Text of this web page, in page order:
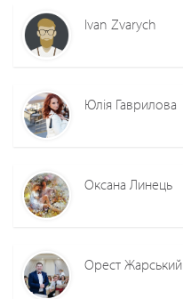
Ivan Zvarych
Юлія Гаврилова
Оксана Линець
Орест Жарський